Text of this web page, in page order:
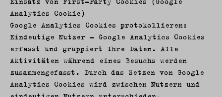
Analytics Cookie)
Google Analytics Cookies protokollieren:
Eindeutige Nutzer – Google Analytics Cookies
erfasst und gruppiert Ihre Daten. Alle
Aktivitäten während eines Besuchs werden
zusammengefasst. Durch das Setzen von Google
Analytics Cookies wird zwischen Nutzern und